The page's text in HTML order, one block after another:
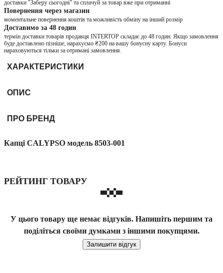
доставки "Заберу сьогодні" та сплачуй за товар вже при отриманні
Повернення через магазин
моментальне повернення коштів та можливість обміну на інший розмір
Доставимо за 48 годин
термін доставки товарів продавця INTERTOP складає до 48 годин. Якщо замовлення
буде доставлено пізніше, нарахуємо ₴200 на вашу бонусну карту. Бонуси
нараховуються тільки за отримані замовлення.
ХАРАКТЕРИСТИКИ
ОПИС
ПРО БРЕНД
Капці CALYPSO модель 8503-001
РЕЙТИНГ ТОВАРУ
У цього товару ще немає відгуків. Напишіть першим та
поділіться своїми думками з іншими покупцями.
Залишити відгук